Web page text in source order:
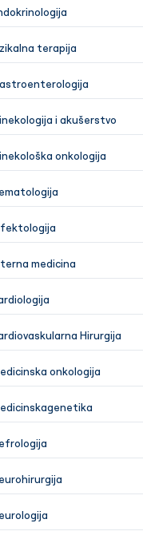
terapija
i akušerstvo
onkologija
medicina
Hirurgija
onkologija